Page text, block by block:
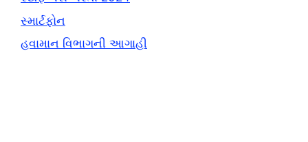
સ્માર્ટફોન
હવામાન વિભાગની આગાહી